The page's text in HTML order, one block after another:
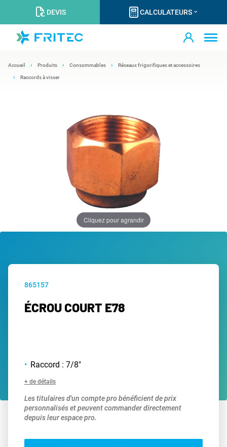
DEVIS CALCULATEURS
Accueil Produits Consommables Réseaux frigorifiques et accessoires
Raccords à visser
Cliquez pour agrandir
865157
ÉCROU COURT E78
Raccord : 7/8"
+ de détails
Les titulaires d'un compte pro bénéficient de prix
personnalisés et peuvent commander directement
depuis leur espace pro.